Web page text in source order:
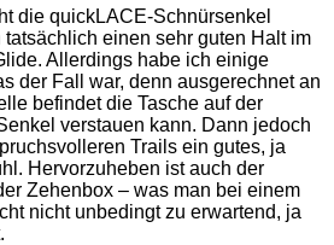
die quickLACE-Schnürsenkel
einen sehr guten Halt im
Allerdings habe ich einige
der Fall war, denn ausgerechnet an
befindet die Tasche auf der
verstauen kann. Dann jedoch
Trails ein gutes, ja
Hervorzuheben ist auch der
Zehenbox – was man bei einem
nicht unbedingt zu erwartend, ja